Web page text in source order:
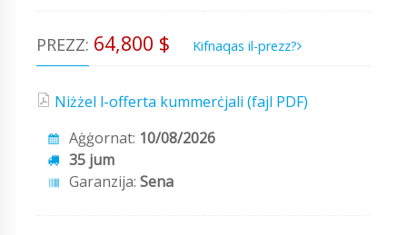
PREZZ: 64,800 $ Kifnaqas il-prezz?
Niżżel l-offerta kummerċjali (fajl PDF)
Aġġornat: 10/08/2026
35 jum
Garanzija: Sena